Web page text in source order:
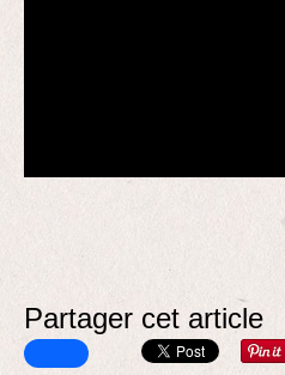
Partager cet article